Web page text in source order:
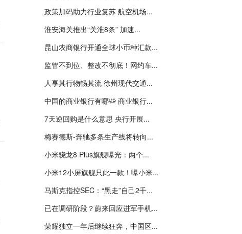
政策加码助力行业复苏 航空机场...
淮安海关推出“关淮8条” 加速...
昆山农商银行开通全球小币种汇款...
监管不到位、整改不彻底！网约车...
人享其行物畅其流 徐州现代交通...
中国的商业银行有哪些 商业银行...
7天逆回购是什么意思 央行开展...
梅赛德斯-奔驰多条生产线将转向...
小米骁龙8 Plus旗舰曝光：两个...
小米12小屏旗舰只此一款！曝小米...
马斯克指控SEC：“黑走”自己2千...
已在调研阶段？蔚来回应进军手机...
荣耀独立一年后继续狂奔，中国区...